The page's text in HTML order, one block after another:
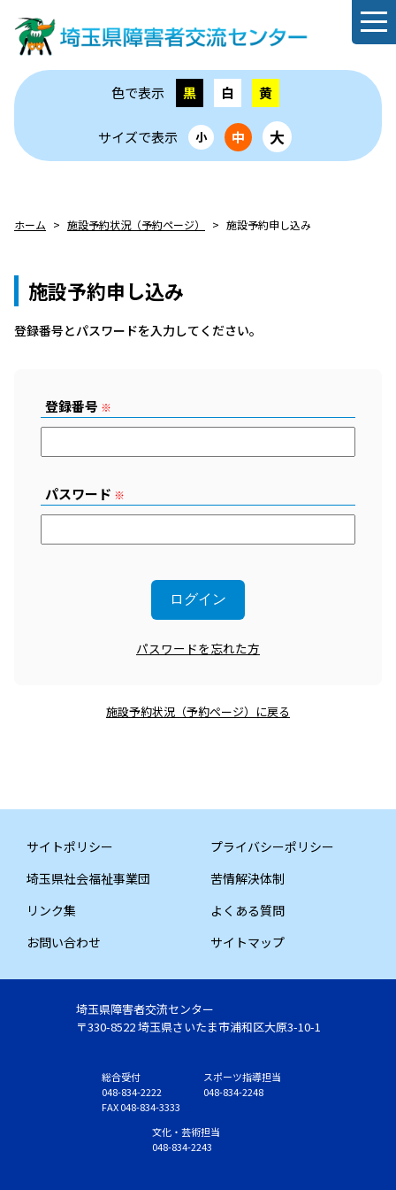
色で表示 黒 白 黄
サイズで表示 小 中 大
ホーム 施設予約状況（予約ページ） 施設予約申し込み
施設予約申し込み
登録番号とパスワードを⼊⼒してください。
登録番号 ※
パスワード ※
パスワードを忘れた方
施設予約状況（予約ページ）に戻る
サイトポリシー
プライバシーポリシー
埼玉県社会福祉事業団
苦情解決体制
リンク集
よくある質問
お問い合わせ
サイトマップ
埼玉県障害者交流センター
〒330-8522 埼玉県さいたま市浦和区大原3-10-1
総合受付
048-834-2222
FAX 048-834-3333
スポーツ指導担当
048-834-2248
文化・芸術担当
048-834-2243